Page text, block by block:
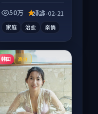
高，适合配弹幕观
50万 7.3
2025-02-21
家庭 治愈 亲情
韩国 高分